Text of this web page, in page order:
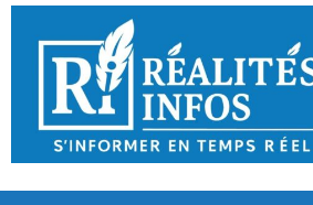
Skip
content